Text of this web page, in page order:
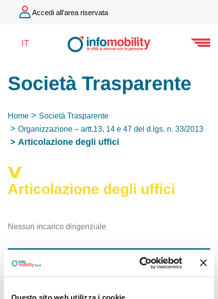
Questo sito web utilizza i cookie
Accedi all’area riservata
IT
Società Trasparente
Home
Società Trasparente
Organizzazione – artt.13, 14 e 47 del d.lgs. n. 33/2013
Articolazione degli uffici
Articolazione degli uffici
Nessun incarico dirigenziale